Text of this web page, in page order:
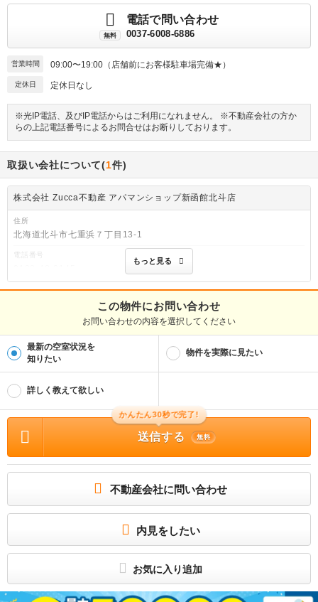
無料
電話で問い合わせ
0037-6008-6886
営業時間 09:00〜19:00（店舗前にお客様駐車場完備★）
定休日 定休日なし
※光IP電話、及びIP電話からはご利用になれません。 ※不動産会社の方か
らの上記電話番号によるお問合せはお断りしております。
取扱い会社について(1件)
株式会社 Zucca不動産 アパマンショップ新函館北斗店
住所
北海道北斗市七重浜７丁目13-1
電話番号
免許番号
北海道知事渡島(2)第1212号
仲介
物件管理番号
88148627
※お問い合わせの際には、担当者へ物件管理番号をお伝えください。
0037-6008-6886
00円 / 礼金等 : 1ヶ月 / 敷金 : 無料、保証金等 : －、 償却、敷引 : － / 住宅総合保
賃料総額の５０％ 月額：８００円（税別） 更新料：１万円／年 アクト安心２
★詳細はアパマンショップ0138‐48‐0145まで★
所属団体
(一社) 北海道不動産公正取引協議会加盟
－
もっと見る
この物件にお問い合わせ
お問い合わせの内容を選択してください
最新の空室状況を
知りたい
物件を実際に見たい
詳しく教えて欲しい
かんたん30秒で完了!
送信する 無料
不動産会社に問い合わせ
内見をしたい
お気に入り追加